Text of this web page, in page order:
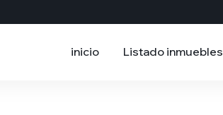
inicio Listado inmuebles